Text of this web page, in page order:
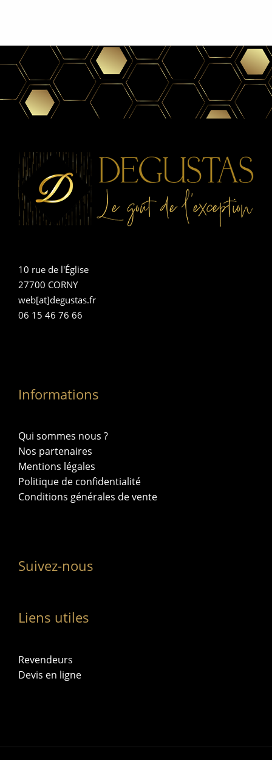
10 rue de l'Église
27700 CORNY
web[at]degustas.fr
06 15 46 76 66
Informations
Qui sommes nous ?
Nos partenaires
Mentions légales
Politique de confidentialité
Conditions générales de vente
Suivez-nous
Liens utiles
Revendeurs
Devis en ligne